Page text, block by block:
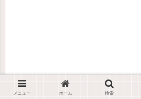
メニュー ホーム 検索